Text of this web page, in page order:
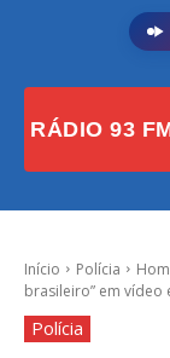
RÁDIO 93
Início Polícia
brasileiro” em vídeo
Polícia